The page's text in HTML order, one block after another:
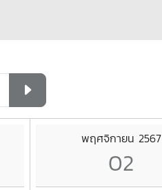
พฤศจิกายน 2567
02